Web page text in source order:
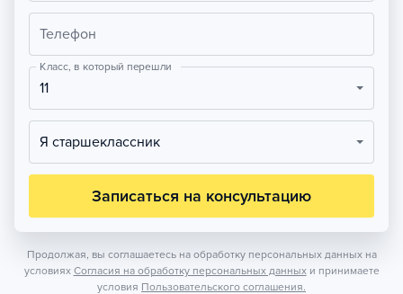
Телефон
Класс, в который перешли
11
Я старшеклассник
Записаться на консультацию
Продолжая, вы соглашаетесь на обработку персональных данных на
условиях Согласия на обработку персональных данных и принимаете
условия Пользовательского соглашения.